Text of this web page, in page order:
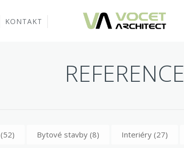
KONTAKT
REFERENCE
(52) Bytové stavby (8) Interiéry (27)